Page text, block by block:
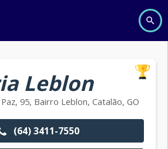
Leblon
95, Bairro Leblon, Catalão, GO
(64) 3411-7550